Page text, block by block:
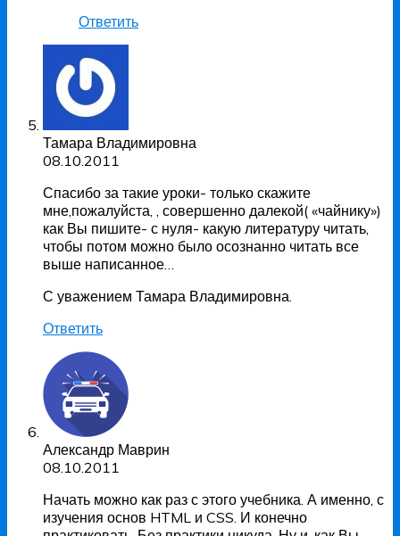
Ответить
Тамара Владимировна
08.10.2011
Спасибо за такие уроки- только скажите
мне,пожалуйста, , совершенно далекой( «чайнику»)
как Вы пишите- с нуля- какую литературу читать,
чтобы потом можно было осознанно читать все
выше написанное…
С уважением Тамара Владимировна.
Ответить
Александр Маврин
08.10.2011
Начать можно как раз с этого учебника. А именно, с
изучения основ HTML и CSS. И конечно